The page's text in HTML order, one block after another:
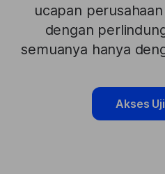
ucapan
dengan
semuanya hanya
Akses